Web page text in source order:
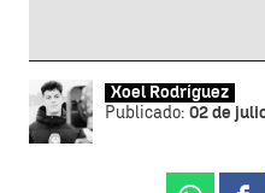
Xoel Rodríguez
Publicado: 02 de